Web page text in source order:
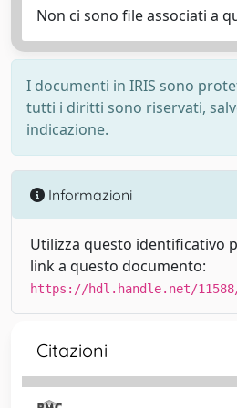
Non ci sono file associati a
I documenti in IRIS sono
tutti i diritti sono riservati,
indicazione.
Informazioni
Utilizza questo identificativo
link a questo documento:
https://hdl.handle.net/11588/
Citazioni